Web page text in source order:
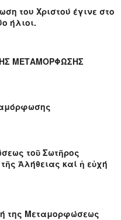
του Χριστού έγινε στο
ήλιοι.
ΜΕΤΑΜΟΡΦΩΣΗΣ
τοῦ Σωτῆρος
Ἀλήθειας καί ἡ εὐχή
της Μεταμορφώσεως